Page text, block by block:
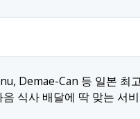
Demae-Can 등 일본 최
식사 배달에 딱 맞는 서